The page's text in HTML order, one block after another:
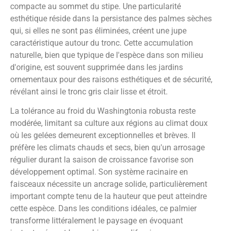
compacte au sommet du stipe. Une particularité
esthétique réside dans la persistance des palmes sèches
qui, si elles ne sont pas éliminées, créent une jupe
caractéristique autour du tronc. Cette accumulation
naturelle, bien que typique de l'espèce dans son milieu
d'origine, est souvent supprimée dans les jardins
ornementaux pour des raisons esthétiques et de sécurité,
révélant ainsi le tronc gris clair lisse et étroit.
La tolérance au froid du Washingtonia robusta reste
modérée, limitant sa culture aux régions au climat doux
où les gelées demeurent exceptionnelles et brèves. Il
préfère les climats chauds et secs, bien qu'un arrosage
régulier durant la saison de croissance favorise son
développement optimal. Son système racinaire en
faisceaux nécessite un ancrage solide, particulièrement
important compte tenu de la hauteur que peut atteindre
cette espèce. Dans les conditions idéales, ce palmier
transforme littéralement le paysage en évoquant